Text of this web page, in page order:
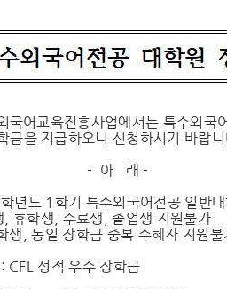
어교육진흥사업에서는 특수외국
금을 지급하오니 신청하시기 바랍
래 -
년도 1학기 특수외국어전공 일반
생, 수료생, 졸업생 지원불가
동일 장학금 중복 수혜자 지원불
CFL 성적 우수 장학금